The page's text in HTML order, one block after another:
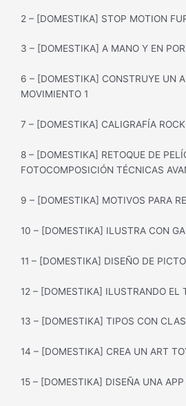
2 – [DOMESTIKA] STOP MOTION
3 – [DOMESTIKA] A MANO Y EN
6 – [DOMESTIKA] CONSTRUYE UN
MOVIMIENTO 1
7 – [DOMESTIKA] CALIGRAFÍA ROCK
8 – [DOMESTIKA] RETOQUE DE
FOTOCOMPOSICIÓN TÉCNICAS
9 – [DOMESTIKA] MOTIVOS PARA
10 – [DOMESTIKA] ILUSTRA CON
11 – [DOMESTIKA] DISEÑO DE
12 – [DOMESTIKA] ILUSTRANDO EL
13 – [DOMESTIKA] TIPOS CON
14 – [DOMESTIKA] CREA UN ART
15 – [DOMESTIKA] DISEÑA UNA